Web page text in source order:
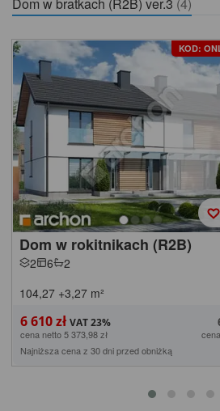
Dom w bratkach (R2B) ver.3 (4)
KOD:
Dom w rokitnikach (R2B)
2 6
2
104,27 +3,27 m²
6 610 zł
cena netto 5 373,98 zł
Najniższa cena z 30 dni przed obniżką